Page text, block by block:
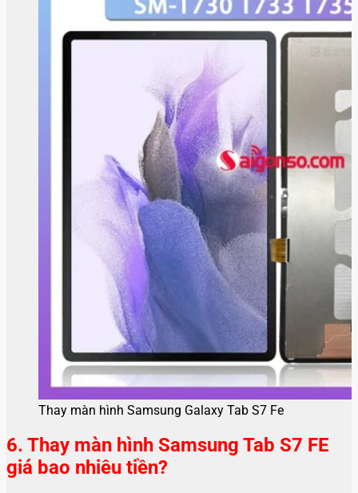
Thay màn hình Samsung Galaxy Tab S7 Fe
6. Thay màn hình Samsung Tab S7 FE
giá bao nhiêu tiền?